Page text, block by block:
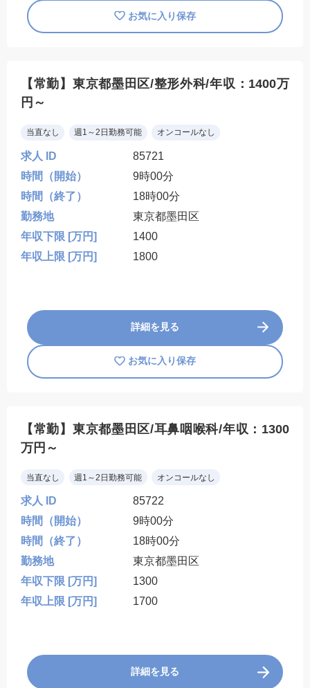
お気に入り保存
【常勤】東京都墨田区/整形外科/年収：1400万
円～
当直なし 週1～2日勤務可能 オンコールなし
求人 ID
85721
時間（開始）
9時00分
時間（終了）
18時00分
勤務地
東京都墨田区
年収下限 [万円]
1400
年収上限 [万円]
1800
詳細を見る
お気に入り保存
【常勤】東京都墨田区/耳鼻咽喉科/年収：1300
万円～
当直なし 週1～2日勤務可能 オンコールなし
求人 ID
85722
時間（開始）
9時00分
時間（終了）
18時00分
勤務地
東京都墨田区
年収下限 [万円]
1300
年収上限 [万円]
1700
詳細を見る